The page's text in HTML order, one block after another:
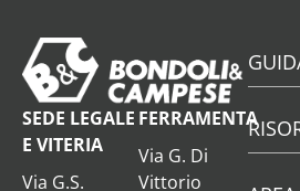
SEDE LEGALE
E VITERIA
Via G.S.
FERRAMENTA
Via G. Di
Vittorio